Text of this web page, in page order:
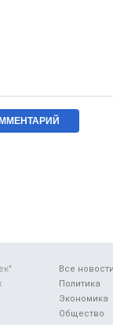
Все новости
Политика
Экономика
Общество